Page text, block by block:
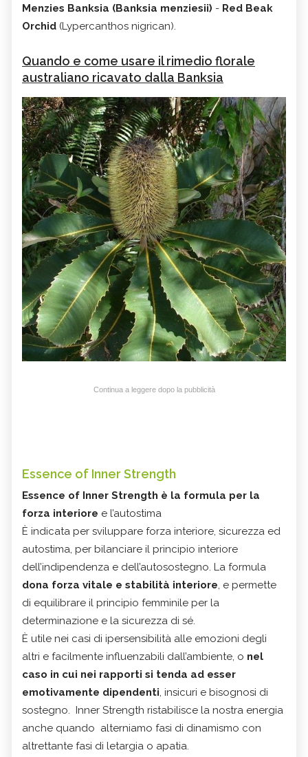
Menzies Banksia (Banksia menziesii) - Red Beak
Orchid (Lypercanthos nigrican).
Quando e come usare il rimedio florale
australiano ricavato dalla Banksia
Continua a leggere dopo la pubblicità
Essence of Inner Strength
Essence of Inner Strength è la formula per la
forza interiore e l’autostima
È indicata per sviluppare forza interiore, sicurezza ed
autostima, per bilanciare il principio interiore
dell’indipendenza e dell’autosostegno. La formula
dona forza vitale e stabilità interiore, e permette
di equilibrare il principio femminile per la
determinazione e la sicurezza di sé.
È utile nei casi di ipersensibilità alle emozioni degli
altri e facilmente influenzabili dall’ambiente, o nel
caso in cui nei rapporti si tenda ad esser
emotivamente dipendenti, insicuri e bisognosi di
sostegno. Inner Strength ristabilisce la nostra energia
anche quando alterniamo fasi di dinamismo con
altrettante fasi di letargia o apatia.